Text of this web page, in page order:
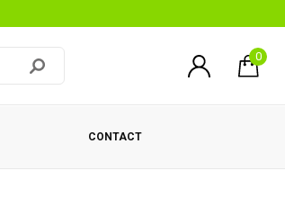
0
CONTACT